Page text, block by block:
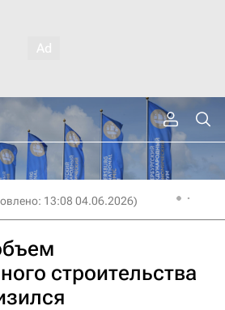
13:08 04.06.2026)
строительства